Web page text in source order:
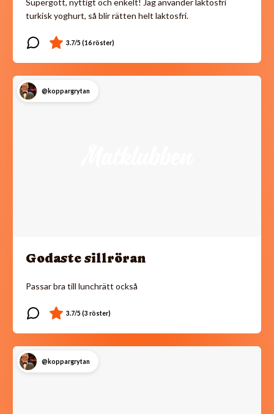
Supergott, nyttigt och enkelt! Jag använder laktosfri
turkisk yoghurt, så blir rätten helt laktosfri.
@koppargrytan
Godaste sillröran
Passar bra till lunchrätt också
@koppargrytan